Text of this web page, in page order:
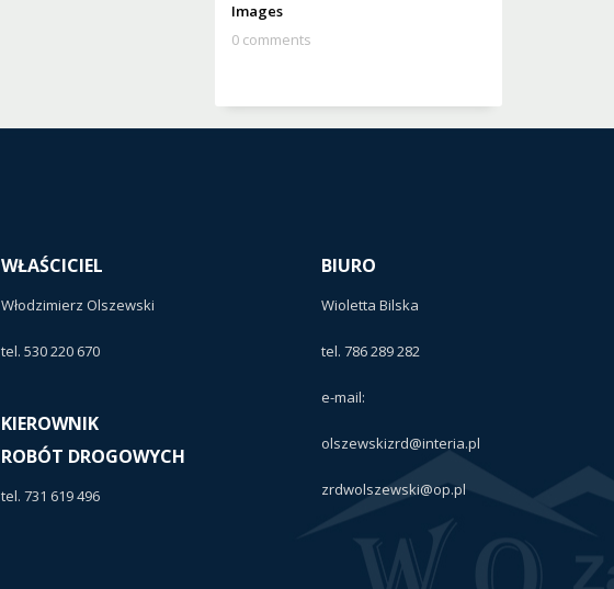
Images
0 comments
WŁAŚCICIEL
Włodzimierz Olszewski
tel. 530 220 670
KIEROWNIK
ROBÓT DROGOWYCH
tel. 731 619 496
BIURO
Wioletta Bilska
tel. 786 289 282
e-mail:
olszewskizrd@interia.pl
zrdwolszewski@op.pl